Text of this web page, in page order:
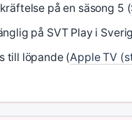
på en säsong 5 (
på SVT Play i
till löpande (Apple TV